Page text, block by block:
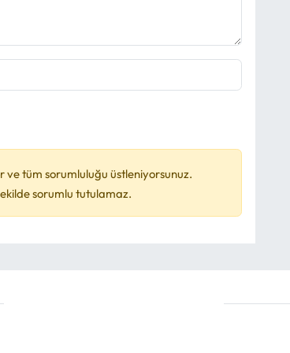
ve tüm sorumluluğu üstleniyorsunuz.
sorumlu tutulamaz.